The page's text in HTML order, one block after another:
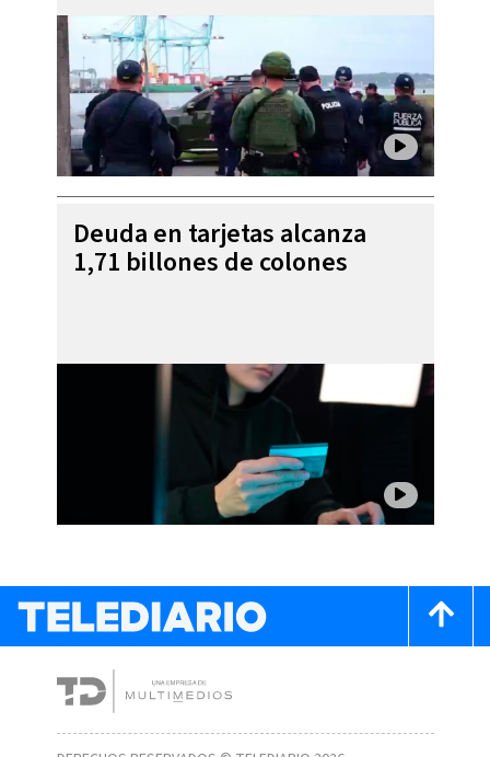
Deuda en tarjetas alcanza
1,71 billones de colones